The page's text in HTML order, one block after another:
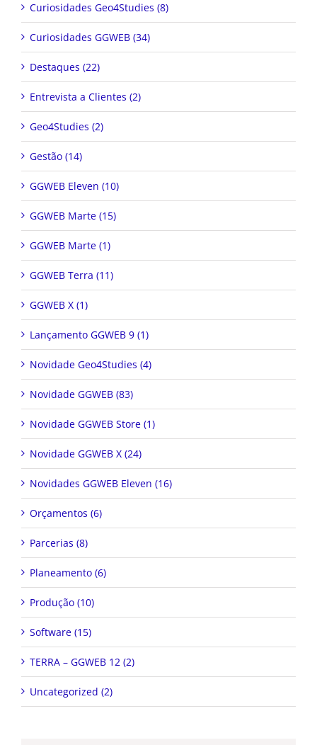
Curiosidades Geo4Studies (8)
Curiosidades GGWEB (34)
Destaques (22)
Entrevista a Clientes (2)
Geo4Studies (2)
Gestão (14)
GGWEB Eleven (10)
GGWEB Marte (15)
GGWEB Marte (1)
GGWEB Terra (11)
GGWEB X (1)
Lançamento GGWEB 9 (1)
Novidade Geo4Studies (4)
Novidade GGWEB (83)
Novidade GGWEB Store (1)
Novidade GGWEB X (24)
Novidades GGWEB Eleven (16)
Orçamentos (6)
Parcerias (8)
Planeamento (6)
Produção (10)
Software (15)
TERRA – GGWEB 12 (2)
Uncategorized (2)